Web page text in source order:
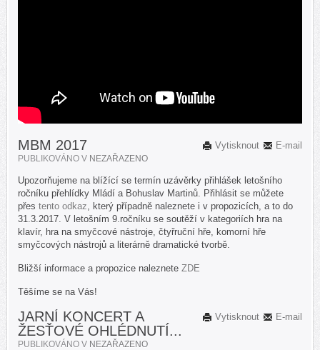
E-mail
Vytisknout
MBM 2017
PUBLIKOVÁNO V NEZAŘAZENO
Upozorňujeme na blížící se termín uzávěrky přihlášek letošního
ročníku přehlídky Mládí a Bohuslav Martinů. Přihlásit se můžete
přes tento odkaz, který případně naleznete i v propozicích, a to do
31.3.2017. V letošním 9.ročníku se soutěží v kategoriích hra na
klavír, hra na smyčcové nástroje, čtyřruční hře, komorní hře
smyčcových nástrojů a literárně dramatické tvorbě.
Bližší informace a propozice naleznete ZDE
Těšíme se na Vás!
E-mail
Vytisknout
JARNÍ KONCERT A
ŽESŤOVÉ OHLÉDNUTÍ...
PUBLIKOVÁNO V NEZAŘAZENO